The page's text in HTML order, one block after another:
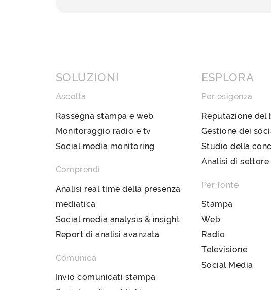
SOLUZIONI
Ascolta
Rassegna stampa e web
Monitoraggio radio e tv
Social media monitoring
Comprendi
Analisi real time della presenza
mediatica
Social media analysis & insight
Report di analisi avanzata
Comunica
Invio comunicati stampa
ESPLORA
Per esigenza
Reputazione del
Gestione dei
Studio della
Analisi di settore
Per fonte
Stampa
Web
Radio
Televisione
Social Media